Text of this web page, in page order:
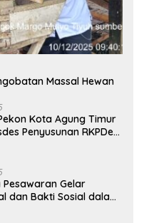
Massal Hewan
Kota Agung Timur
Penyusunan RKPDes
Gelar
dan Bakti Sosial dalam